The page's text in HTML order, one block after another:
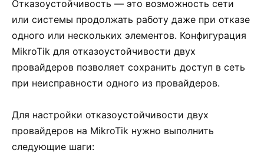
Отказоустойчивость — это возможность сети
или системы продолжать работу даже при отказе
одного или нескольких элементов. Конфигурация
MikroTik для отказоустойчивости двух
провайдеров позволяет сохранить доступ в сеть
при неисправности одного из провайдеров.
Для настройки отказоустойчивости двух
провайдеров на MikroTik нужно выполнить
следующие шаги: